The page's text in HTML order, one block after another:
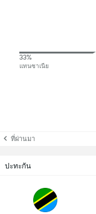
33%
แทนซาเนีย
ที่ผ่านมา
ปะทะกัน